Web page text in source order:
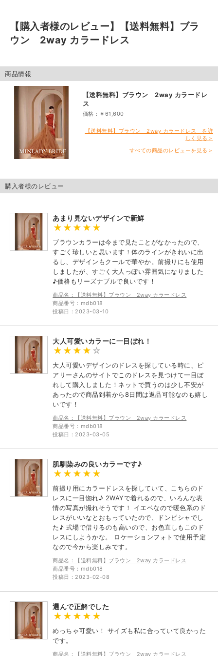
【購入者様のレビュー】
【送料無料】ブラ
ウン 2way カラードレス
商品情報
【送料無料】ブラウン 2way カラードレ
ス
価格：￥61,600
【送料無料】ブラウン 2way カラードレス を詳
しく見る＞
すべての商品のレビューを見る＞
購入者様のレビュー
あまり見ないデザインで新鮮
ブラウンカラーは今まで見たことがなかったので、
すごく珍しいと思います！体のラインがきれいに出
るし、デザインもクールで華やか。前撮りにも使用
しましたが、すごく大人っぽい雰囲気になりました
♪価格もリーズナブルで良いです！
商品名：【送料無料】ブラウン 2way カラードレス
商品番号：mdb018
投稿日：2023-03-10
大人可愛いカラーに一目ぼれ！
大人可愛いデザインのドレスを探している時に、ピ
アリーさんのサイトでこのドレスを見つけて一目ぼ
れして購入しました！ネットで買うのは少し不安が
あったので商品到着から8日間は返品可能なのも嬉し
いです！
商品名：【送料無料】ブラウン 2way カラードレス
商品番号：mdb018
投稿日：2023-03-05
肌馴染みの良いカラーです♪
前撮り用にカラードレスを探していて、こちらのド
レスに一目惚れ♪ 2WAYで着れるので、いろんな表
情の写真が撮れそうです！ イエベなので暖色系のド
レスがいいなとおもっていたので、ドンピシャでし
た♪ 式場で借りるのも高いので、お色直しもこのド
レスにしようかな。 ロケーションフォトで使用予定
なので今から楽しみです。
商品名：【送料無料】ブラウン 2way カラードレス
商品番号：mdb018
投稿日：2023-02-08
選んで正解でした
めっちゃ可愛い！ サイズも私に合っていて良かった
です。
商品名：【送料無料】ブラウン 2way カラードレス